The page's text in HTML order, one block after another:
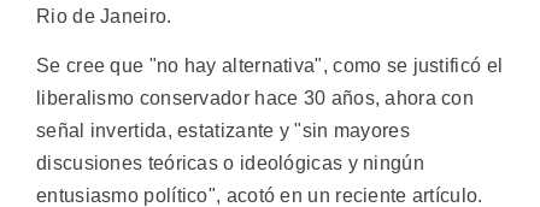
Rio de Janeiro.
Se cree que "no hay alternativa", como se justificó el
liberalismo conservador hace 30 años, ahora con
señal invertida, estatizante y "sin mayores
discusiones teóricas o ideológicas y ningún
entusiasmo político", acotó en un reciente artículo.